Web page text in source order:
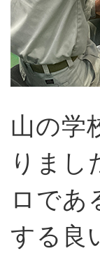
山の学
りまし
ロであ
する良